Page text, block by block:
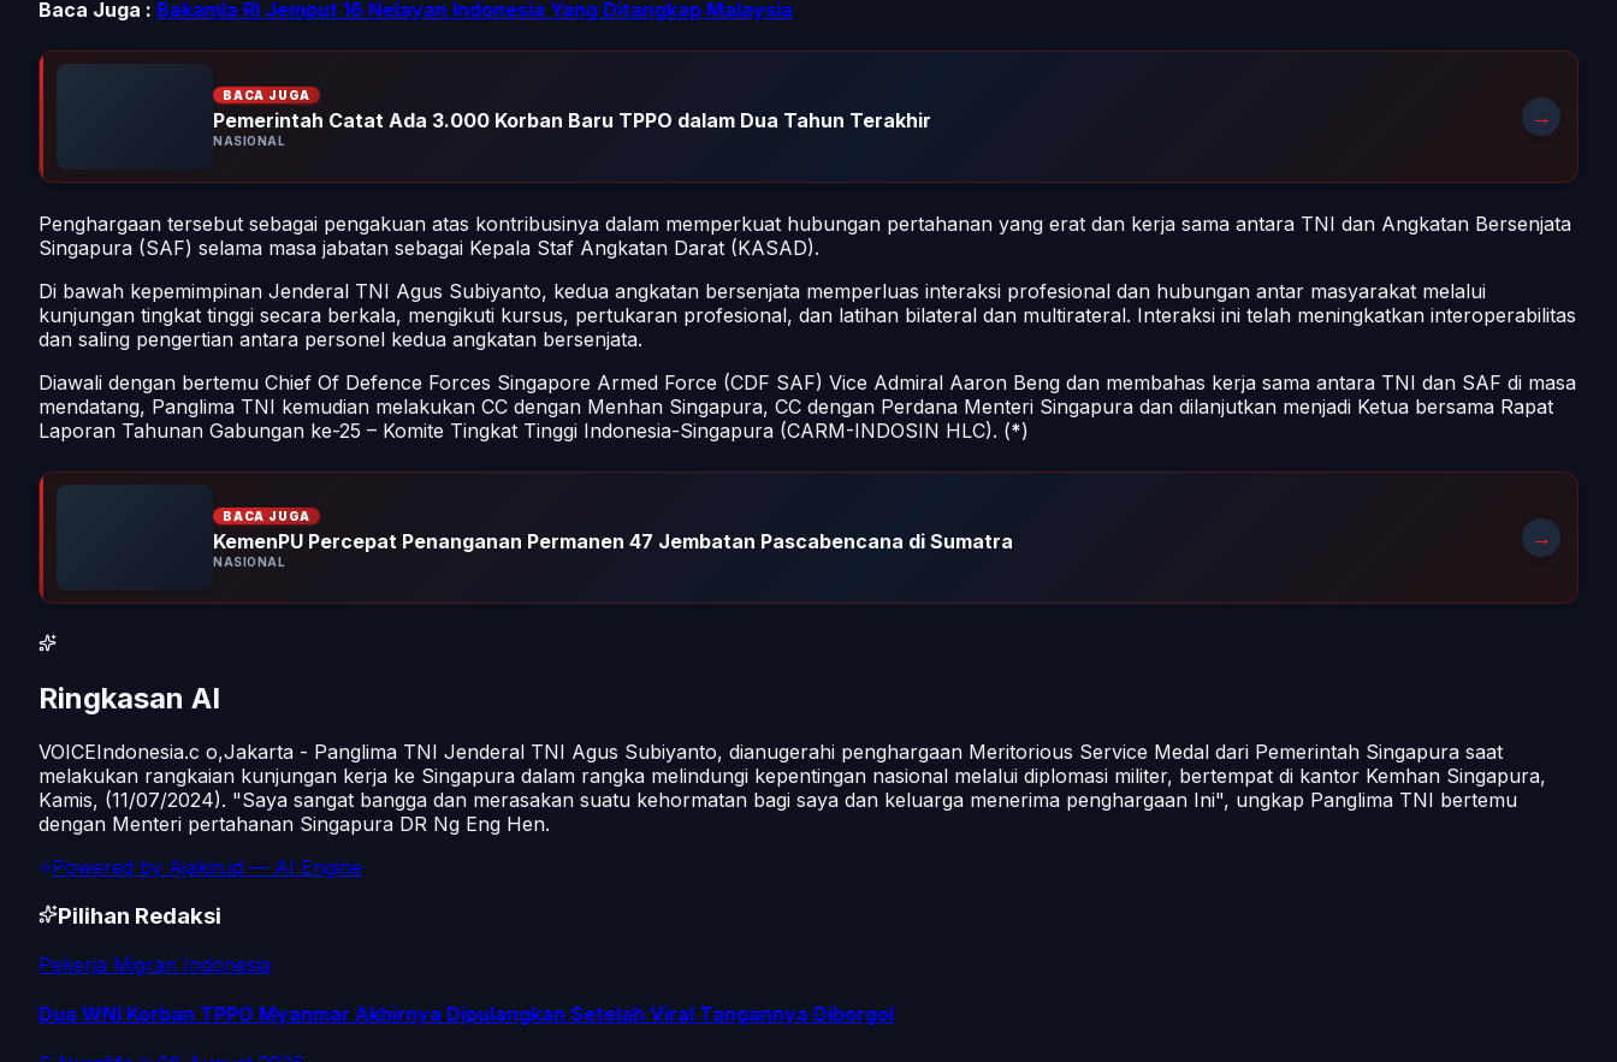
Baca Juga : Bakamla RI Jemput 16 Nelayan Indonesia Yang Ditangkap Malaysia
BACA JUGA
Pemerintah Catat Ada 3.000 Korban Baru TPPO dalam Dua Tahun Terakhir
NASIONAL
→
Penghargaan tersebut sebagai pengakuan atas kontribusinya dalam memperkuat hubungan pertahanan yang erat dan kerja sama antara TNI dan Angkatan Bersenjata
Singapura (SAF) selama masa jabatan sebagai Kepala Staf Angkatan Darat (KASAD).
Di bawah kepemimpinan Jenderal TNI Agus Subiyanto, kedua angkatan bersenjata memperluas interaksi profesional dan hubungan antar masyarakat melalui
kunjungan tingkat tinggi secara berkala, mengikuti kursus, pertukaran profesional, dan latihan bilateral dan multirateral. Interaksi ini telah meningkatkan interoperabilitas
dan saling pengertian antara personel kedua angkatan bersenjata.
Diawali dengan bertemu Chief Of Defence Forces Singapore Armed Force (CDF SAF) Vice Admiral Aaron Beng dan membahas kerja sama antara TNI dan SAF di masa
mendatang, Panglima TNI kemudian melakukan CC dengan Menhan Singapura, CC dengan Perdana Menteri Singapura dan dilanjutkan menjadi Ketua bersama Rapat
Laporan Tahunan Gabungan ke-25 – Komite Tingkat Tinggi Indonesia-Singapura (CARM-INDOSIN HLC). (*)
BACA JUGA
KemenPU Percepat Penanganan Permanen 47 Jembatan Pascabencana di Sumatra
NASIONAL
→
Ringkasan AI
VOICEIndonesia.c o,Jakarta - Panglima TNI Jenderal TNI Agus Subiyanto, dianugerahi penghargaan Meritorious Service Medal dari Pemerintah Singapura saat
melakukan rangkaian kunjungan kerja ke Singapura dalam rangka melindungi kepentingan nasional melalui diplomasi militer, bertempat di kantor Kemhan Singapura,
Kamis, (11/07/2024). "Saya sangat bangga dan merasakan suatu kehormatan bagi saya dan keluarga menerima penghargaan Ini", ungkap Panglima TNI bertemu
dengan Menteri pertahanan Singapura DR Ng Eng Hen.
Powered by Ajakin.id — AI Engine
Pilihan Redaksi
Pekerja Migran Indonesia
Dua WNI Korban TPPO Myanmar Akhirnya Dipulangkan Setelah Viral Tangannya Diborgol